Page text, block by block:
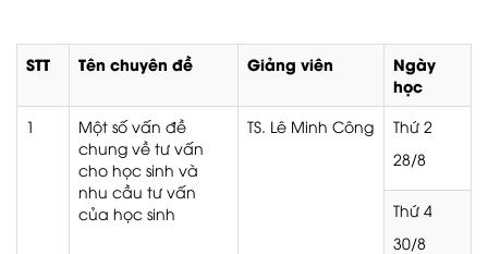
STT Tên chuyên đề Giảng viên
Ngày
học
1
Một số vấn đề
chung về tư vấn
cho học sinh và
nhu cầu tư vấn
của học sinh
TS. Lê Minh Công
Thứ 2
28/8
Thứ 4
30/8